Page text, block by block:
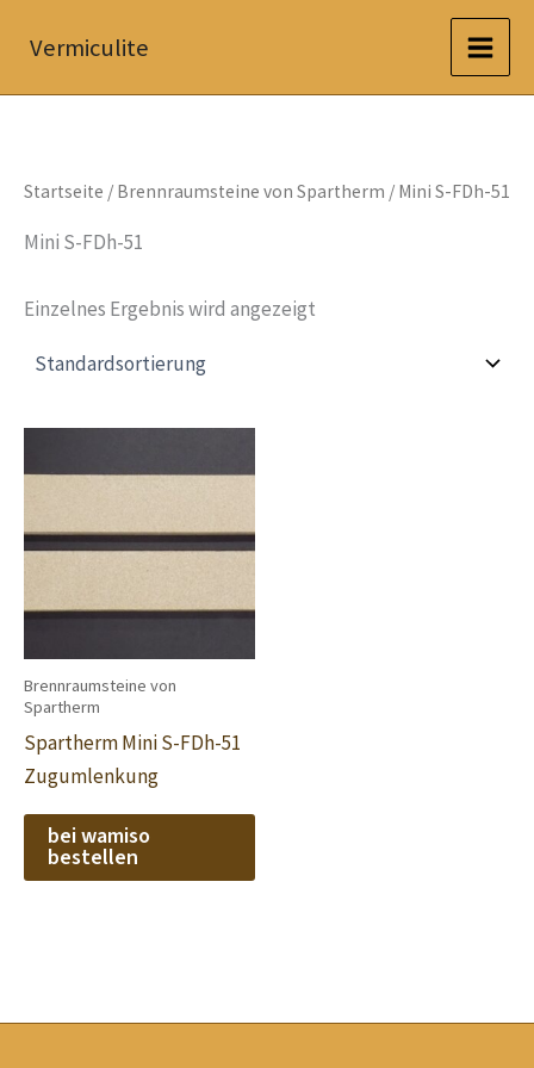
InhaltVermiculite
Startseite / Brennraumsteine von Spartherm / Mini S-FDh-51
Mini S-FDh-51
Einzelnes Ergebnis wird angezeigt
Brennraumsteine von
Spartherm
Spartherm Mini S-FDh-51
Zugumlenkung
bei wamiso
bestellen